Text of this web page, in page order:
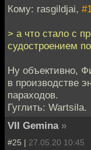
Кому: rasgildjai,
> а что стало с
судостроением
Ну объективно,
в производстве
параходов.
Гуглить: Wartsila.
VII Gemina »
#25 | 27.05.20 10:45